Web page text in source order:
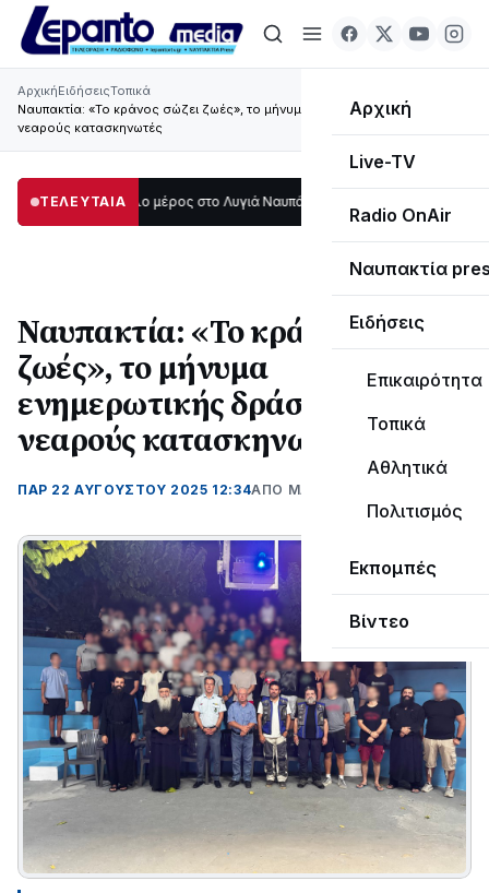
Αρχική
Live-TV
Radio OnAir
Ναυπακτία
Ειδήσεις
Επικαιρότητα
Τοπικά
Αθλητικά
Πολιτισμός
Εκπομπές
Βίντεο
ΑρχικήΕιδήσειςΤοπικά
Ναυπακτία: «Το κράνος σώζει ζωές», το μήνυμα ενημερωτικής δράσης σε
νεαρούς κατασκηνωτές
ΤΕΛΕΥΤΑΙΑ
μεγάλο μέρος στο Λυγιά Ναυπάκτου12:08
Ναυπακτία: «Το κράνος σώζει
ζωές», το μήνυμα
ενημερωτικής δράσης σε
νεαρούς κατασκηνωτές
ΠΑΡ 22 ΑΥΓΟΎΣΤΟΥ 2025 12:34ΑΠΌ ΜΑΝΤΩ ΚΑΠΕΝΤΖΩΝΗ